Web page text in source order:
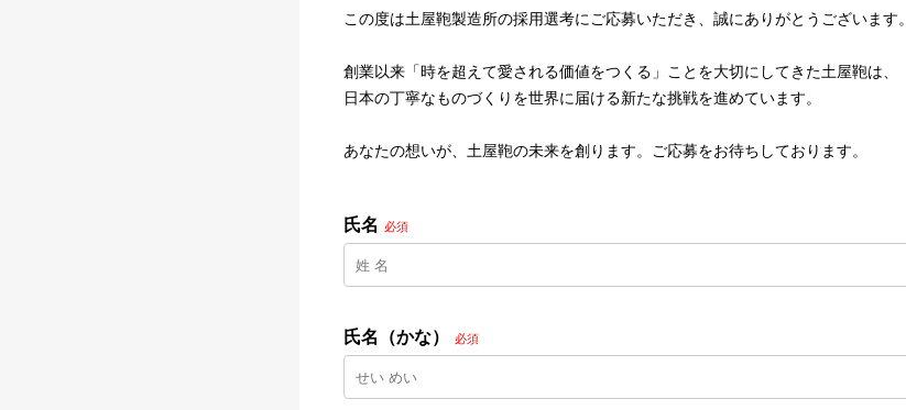
この度は土屋鞄製造所の採用選考にご応募いただき、誠にありがとうございます。
創業以来「時を超えて愛される価値をつくる」ことを大切にしてきた土屋鞄は、
日本の丁寧なものづくりを世界に届ける新たな挑戦を進めています。
あなたの想いが、土屋鞄の未来を創ります。ご応募をお待ちしております。
氏名 必須
氏名（かな） 必須